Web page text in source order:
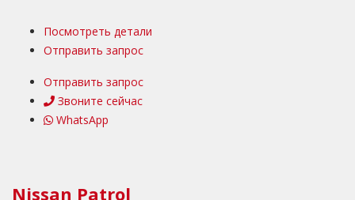
Посмотреть детали
Отправить запрос
Отправить запрос
Звоните сейчас
WhatsApp
Nissan Patrol